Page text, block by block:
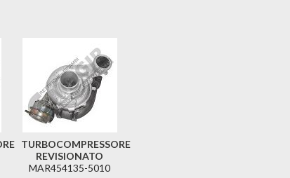
TURBOCOMPRESSORE
REVISIONATO
MAR454135-5010